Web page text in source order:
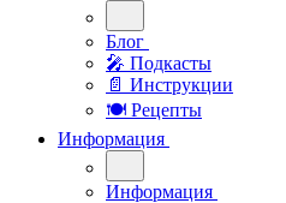
Блог
🎤︎︎ Подкасты
📄 Инструкции
🍽 Рецепты
Информация
Информация